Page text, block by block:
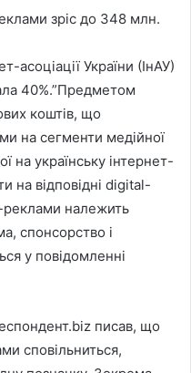
зріс до 348 млн.
асоціації України (ІнАУ)
40%.”Предметом
коштів, що
на сегменти медійної
на українську інтернет-
на відповідні digital-
реклами належить
спонсорство і
у повідомленні
писав, що
сповільниться,